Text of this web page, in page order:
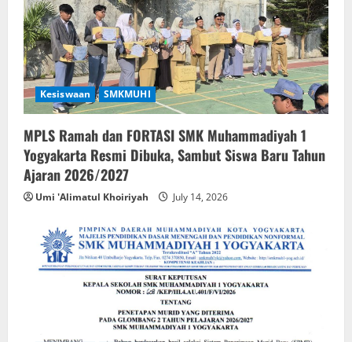
Kesiswaan SMKMUHI
MPLS Ramah dan FORTASI SMK Muhammadiyah 1
Yogyakarta Resmi Dibuka, Sambut Siswa Baru Tahun
Ajaran 2026/2027
Umi 'Alimatul Khoiriyah July 14, 2026